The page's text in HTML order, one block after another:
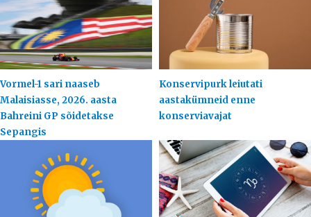
Vormel-1 sari naaseb
Malaisiasse, 2026. aasta
Bahreini GP sõidetakse
Sepangis
Konservipurk leiutati
aastakümneid enne
konserviavajat